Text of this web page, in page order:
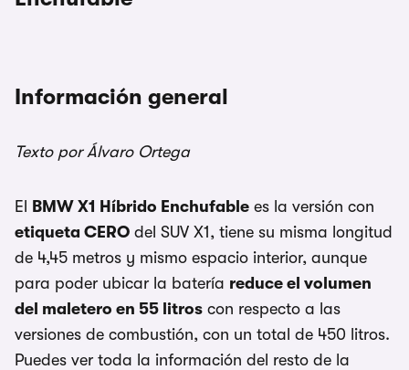
Información general
Texto por Álvaro Ortega
El BMW X1 Híbrido Enchufable es la versión con
etiqueta CERO del SUV X1, tiene su misma longitud
de 4,45 metros y mismo espacio interior, aunque
para poder ubicar la batería reduce el volumen
del maletero en 55 litros con respecto a las
versiones de combustión, con un total de 450 litros.
Puedes ver toda la información del resto de la